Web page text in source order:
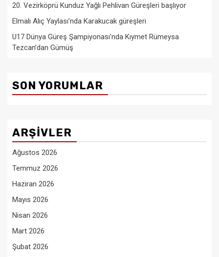
20. Vezirköprü Kunduz Yağlı Pehlivan Güreşleri başlıyor
Elmalı Alıç Yaylası’nda Karakucak güreşleri
U17 Dünya Güreş Şampiyonası’nda Kıymet Rümeysa
Tezcan’dan Gümüş
SON YORUMLAR
ARŞIVLER
Ağustos 2026
Temmuz 2026
Haziran 2026
Mayıs 2026
Nisan 2026
Mart 2026
Şubat 2026